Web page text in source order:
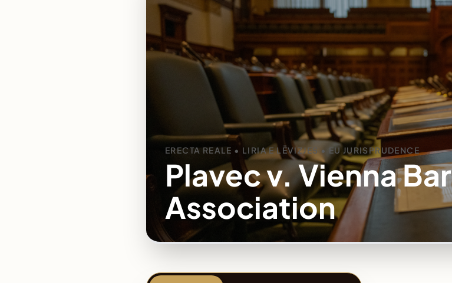
ERECTA REALE • LIRIA E LËVIZJES • EU JURISPRUDENCE
Plavec v. Vienna Bar
Association